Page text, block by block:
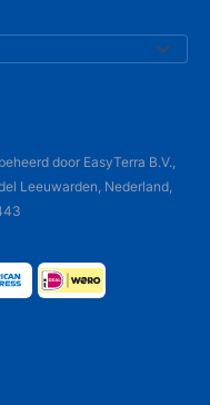
door EasyTerra B.V.,
Leeuwarden, Nederland,